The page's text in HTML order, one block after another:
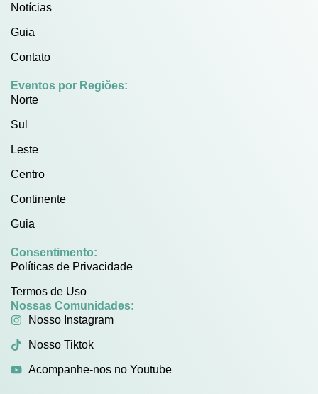
Notícias
Guia
Contato
Eventos por Regiões:
Norte
Sul
Leste
Centro
Continente
Guia
Consentimento:
Políticas de Privacidade
Termos de Uso
Nossas Comunidades:
Nosso Instagram
Nosso Tiktok
Acompanhe-nos no Youtube